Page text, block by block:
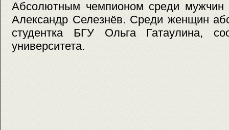
Абсолютным чемпионом среди мужчин
Александр Селезнёв. Среди женщин
студентка БГУ Ольга Гатаулина,
университета.